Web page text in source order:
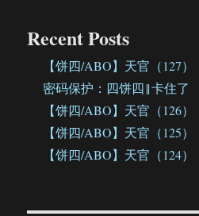
Recent Posts
【饼四/ABO】天官（127）
密码保护：四饼四‖卡住了
【饼四/ABO】天官（126）
【饼四/ABO】天官（125）
【饼四/ABO】天官（124）